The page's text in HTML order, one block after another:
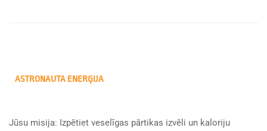
ASTRONAUTA ENERĢIJA
Jūsu misija: Izpētiet veselīgas pārtikas izvēli un kaloriju